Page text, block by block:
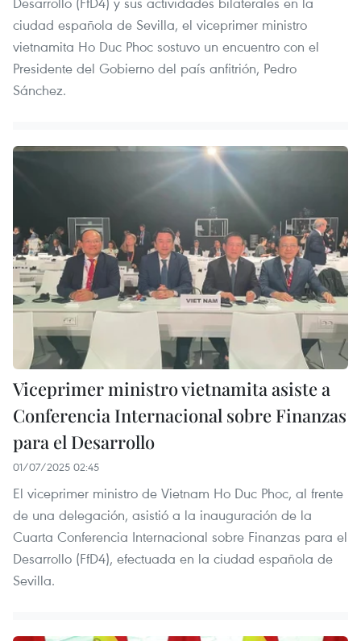
ciudad española de Sevilla, el viceprimer ministro
vietnamita Ho Duc Phoc sostuvo un encuentro con el
Presidente del Gobierno del país anfitrión, Pedro
Sánchez.
Viceprimer ministro vietnamita asiste a
Conferencia Internacional sobre Finanzas
para el Desarrollo
01/07/2025 02:45
El viceprimer ministro de Vietnam Ho Duc Phoc, al frente
de una delegación, asistió a la inauguración de la
Cuarta Conferencia Internacional sobre Finanzas para el
Desarrollo (FfD4), efectuada en la ciudad española de
Sevilla.